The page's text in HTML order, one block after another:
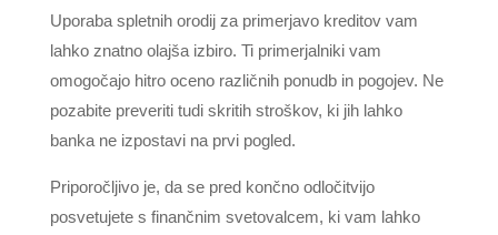
Uporaba spletnih orodij za primerjavo kreditov vam
lahko znatno olajša izbiro. Ti primerjalniki vam
omogočajo hitro oceno različnih ponudb in pogojev. Ne
pozabite preveriti tudi skritih stroškov, ki jih lahko
banka ne izpostavi na prvi pogled.
Priporočljivo je, da se pred končno odločitvijo
posvetujete s finančnim svetovalcem, ki vam lahko